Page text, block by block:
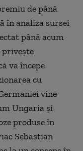
de până
în analiza sursei
până acum
privește
va începe
cu
vine
Ungaria și
produse în
Sebastian